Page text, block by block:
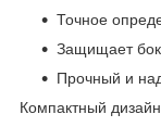
Точное
Защищает
Прочный и
Компактный